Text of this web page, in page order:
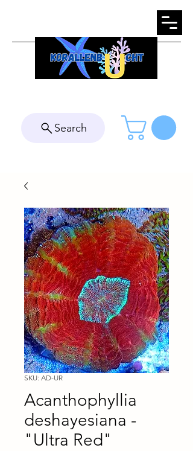
Search
SKU: AD-UR
Acanthophyllia
deshayesiana -
"Ultra Red"